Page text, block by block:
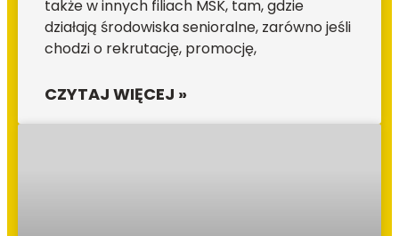
także w innych filiach MSK, tam, gdzie
działają środowiska senioralne, zarówno jeśli
chodzi o rekrutację, promocję,
CZYTAJ WIĘCEJ »